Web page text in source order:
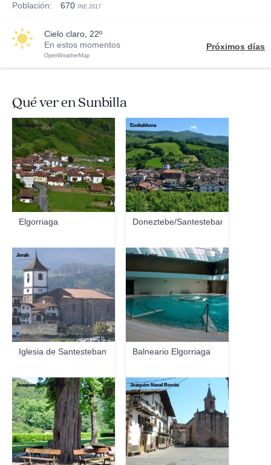
Población: 670 INE 2017
cielo claro, 22º
En estos momentos
OpenWeatherMap
Próximos días
Qué ver en Sunbilla
Elgorriaga
Euskalduna
Doneztebe/Santesteban
Euskalduna
Iglesia de Santesteban
Jorab
Balneario Elgorriaga
Txema León
Joaquim Naval Borràs Joaquim Naval Borràs